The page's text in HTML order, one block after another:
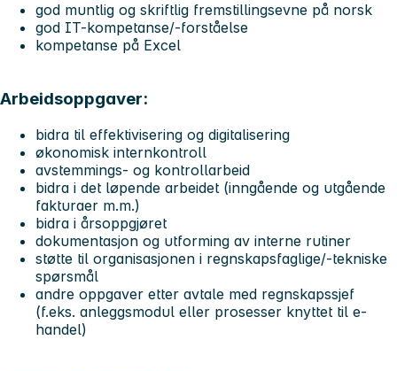
god muntlig og skriftlig fremstillingsevne på norsk
god IT-kompetanse/-forståelse
kompetanse på Excel
Arbeidsoppgaver:
bidra til effektivisering og digitalisering
økonomisk internkontroll
avstemmings- og kontrollarbeid
bidra i det løpende arbeidet (inngående og utgående
fakturaer m.m.)
bidra i årsoppgjøret
dokumentasjon og utforming av interne rutiner
støtte til organisasjonen i regnskapsfaglige/-tekniske
spørsmål
andre oppgaver etter avtale med regnskapssjef
(f.eks. anleggsmodul eller prosesser knyttet til e-
handel)